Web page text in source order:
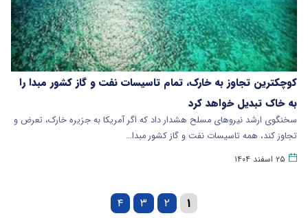
کوچکترین تجاوز به خارک، تمام تاسیسات نفت و گاز کشور مبدا را
به خاک تبدیل خواهد کرد
سخنگوی ارشد نیروهای مسلح هشدار داد که اگر آمریکا به جزیره خارک، تعرض و
تجاوز کند، همه تاسیسات نفت و گاز کشور مبدا…
۲۵ اسفند ۱۴۰۴
۱ ۲ ۳ ۴